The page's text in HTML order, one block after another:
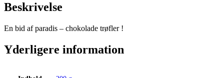
Beskrivelse
En bid af paradis – chokolade trøfler !
Yderligere information